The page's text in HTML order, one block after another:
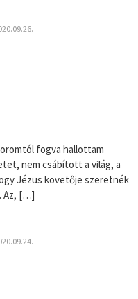
fogva hallottam
nem csábított a világ, a
Jézus követője szeretnék
Az, […]